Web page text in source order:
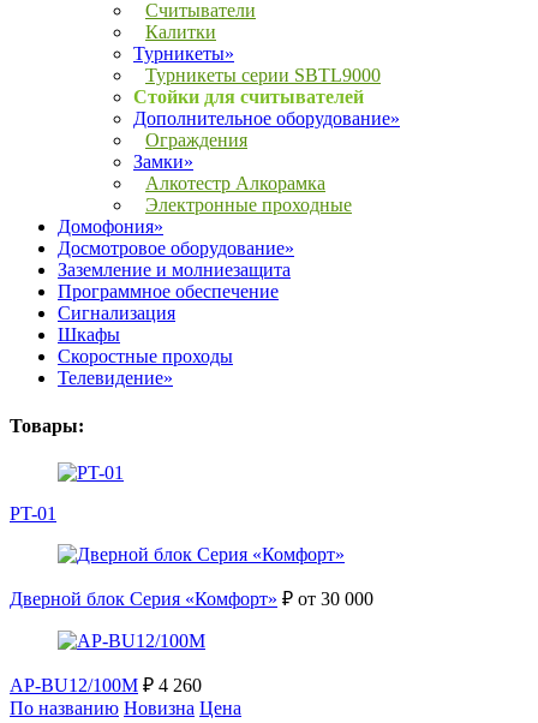
Считыватели
Калитки
Турникеты»
Турникеты серии SBTL9000
Стойки для считывателей
Дополнительное оборудование»
Ограждения
Замки»
Алкотестр Алкорамка
Электронные проходные
Домофония»
Досмотровое оборудование»
Заземление и молниезащита
Программное обеспечение
Сигнализация
Шкафы
Скоростные проходы
Телевидение»
Товары:
PT-01
Дверной блок Серия «Комфорт» ₽ от 30 000
AP-BU12/100M ₽ 4 260
По названию Новизна Цена